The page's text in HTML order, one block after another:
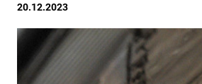
20.12.2023